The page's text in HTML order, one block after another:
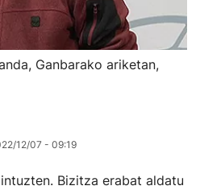
Ganbarako ariketan,
12/07 - 09:19
Bizitza erabat aldatu